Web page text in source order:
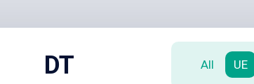
DT All UE